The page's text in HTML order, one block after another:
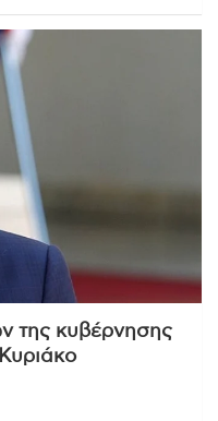
της κυβέρνησης